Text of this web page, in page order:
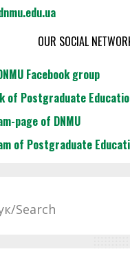
OUR SOCIAL
Facebook group
of Postgraduate
page of DNMU
of Postgraduate